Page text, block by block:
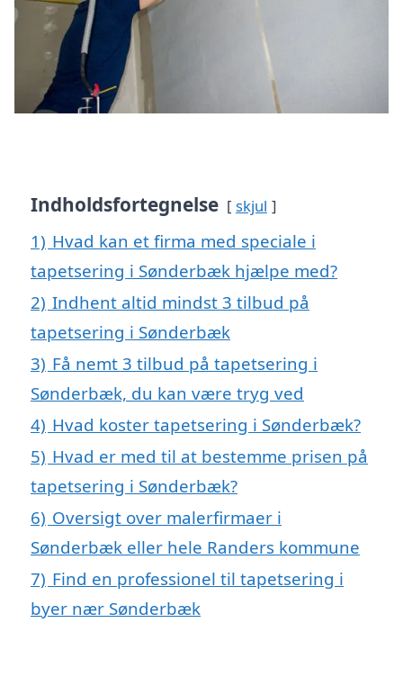
Indholdsfortegnelse skjul
1) Hvad kan et firma med speciale i
tapetsering i Sønderbæk hjælpe med?
2) Indhent altid mindst 3 tilbud på
tapetsering i Sønderbæk
3) Få nemt 3 tilbud på tapetsering i
Sønderbæk, du kan være tryg ved
4) Hvad koster tapetsering i Sønderbæk?
5) Hvad er med til at bestemme prisen på
tapetsering i Sønderbæk?
6) Oversigt over malerfirmaer i
Sønderbæk eller hele Randers kommune
7) Find en professionel til tapetsering i
byer nær Sønderbæk